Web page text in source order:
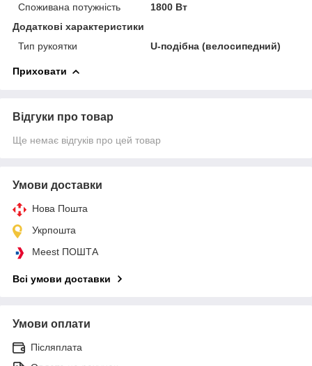
Споживана потужність
1800 Вт
Додаткові характеристики
Тип рукоятки
U-подібна (велосипедний)
Приховати
Відгуки про товар
Ще немає відгуків про цей товар
Умови доставки
Нова Пошта
Укрпошта
Meest ПОШТА
Всі умови доставки
Умови оплати
Післяплата